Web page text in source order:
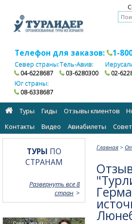
Телефон для заказов: 1-
Север страны:
04-6228687
Тель-Авив:
03-6280300
02-
Юг страны:
08-6338687
Туры Гиды Отзывы клиентов
Контакты
Видео Авиабилеты
Главная >
ТУРЫ ПО
СТРАНАМ
Развернуть все 8
стран